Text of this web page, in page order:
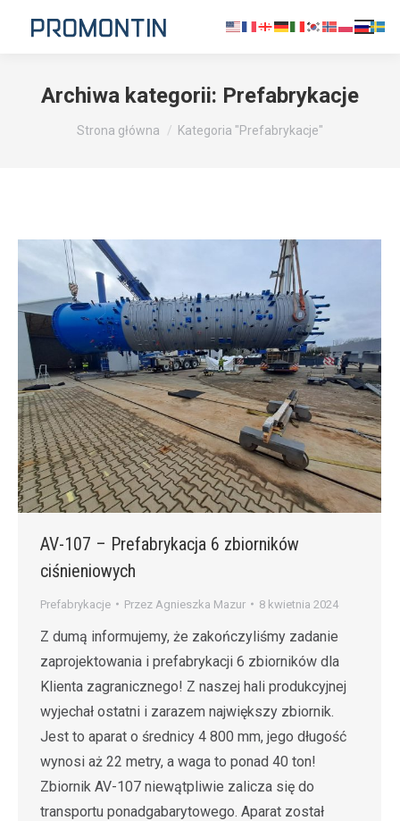
Archiwa kategorii: Prefabrykacje
Jesteś tutaj:
Strona główna Kategoria "Prefabrykacje"
AV-107 – Prefabrykacja 6 zbiorników
ciśnieniowych
Prefabrykacje Przez Agnieszka Mazur 8 kwietnia 2024
Z dumą informujemy, że zakończyliśmy zadanie
zaprojektowania i prefabrykacji 6 zbiorników dla
Klienta zagranicznego! Z naszej hali produkcyjnej
wyjechał ostatni i zarazem największy zbiornik.
Jest to aparat o średnicy 4 800 mm, jego długość
wynosi aż 22 metry, a waga to ponad 40 ton!
Zbiornik AV-107 niewątpliwie zalicza się do
transportu ponadgabarytowego. Aparat został